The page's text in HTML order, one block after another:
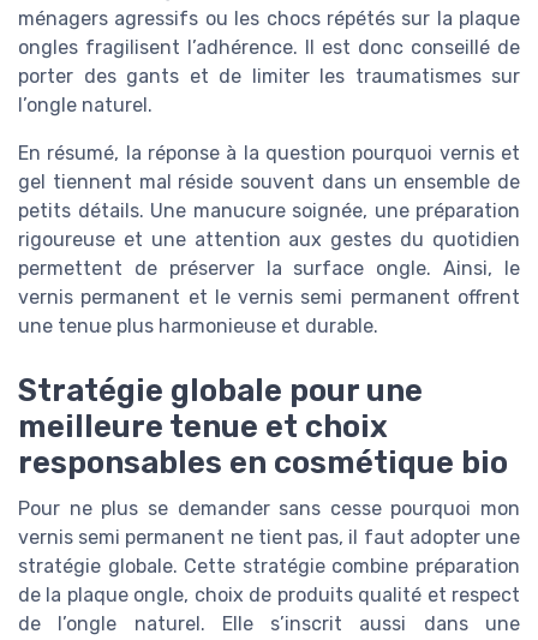
ménagers agressifs ou les chocs répétés sur la plaque
ongles fragilisent l’adhérence. Il est donc conseillé de
porter des gants et de limiter les traumatismes sur
l’ongle naturel.
En résumé, la réponse à la question pourquoi vernis et
gel tiennent mal réside souvent dans un ensemble de
petits détails. Une manucure soignée, une préparation
rigoureuse et une attention aux gestes du quotidien
permettent de préserver la surface ongle. Ainsi, le
vernis permanent et le vernis semi permanent offrent
une tenue plus harmonieuse et durable.
Stratégie globale pour une
meilleure tenue et choix
responsables en cosmétique bio
Pour ne plus se demander sans cesse pourquoi mon
vernis semi permanent ne tient pas, il faut adopter une
stratégie globale. Cette stratégie combine préparation
de la plaque ongle, choix de produits qualité et respect
de l’ongle naturel. Elle s’inscrit aussi dans une